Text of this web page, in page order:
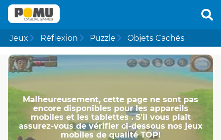
Jeux Réflexion Puzzle Objets Cachés
Malheureusement, cette page ne ​​sont pas
encore disponibles pour les appareils
mobiles et les tablettes . S'il vous plaît
assurez-vous de vérifier ci-dessous nos jeux
mobiles de qualité TOP!